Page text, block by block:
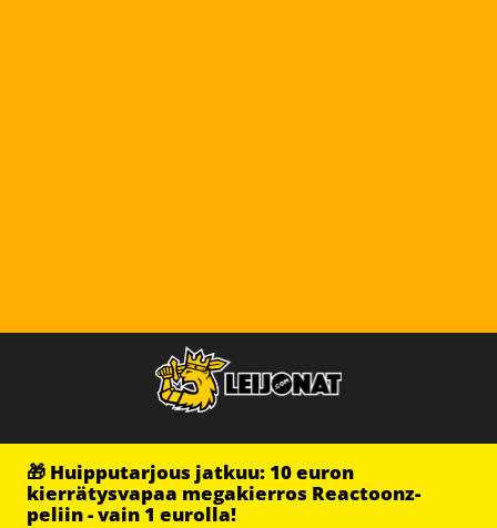
🎁 Huipputarjous jatkuu: 10 euron
kierrätysvapaa megakierros Reactoonz-
peliin - vain 1 eurolla!